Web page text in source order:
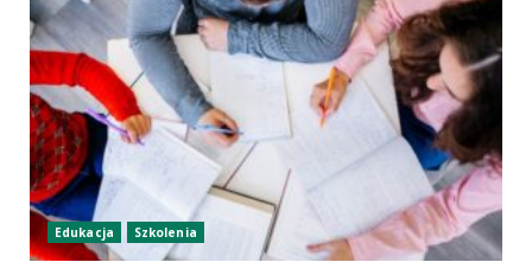
Edukacja Szkolenia